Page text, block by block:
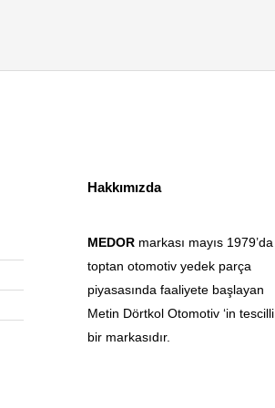
Hakkımızda
MEDOR markası mayıs 1979’da
toptan otomotiv yedek parça
piyasasında faaliyete başlayan
Metin Dörtkol Otomotiv ‘in tescilli
bir markasıdır.